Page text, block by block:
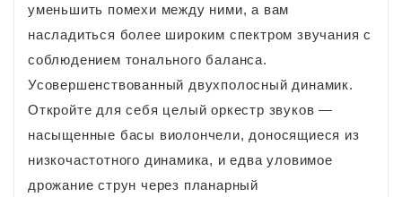
уменьшить помехи между ними, а вам
насладиться более широким спектром звучания с
соблюдением тонального баланса.
Усовершенствованный двухполосный динамик.
Откройте для себя целый оркестр звуков —
насыщенные басы виолончели, доносящиеся из
низкочастотного динамика, и едва уловимое
дрожание струн через планарный